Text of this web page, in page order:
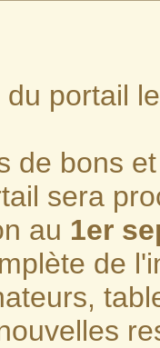
portail
de bons
sera
au 1er
de